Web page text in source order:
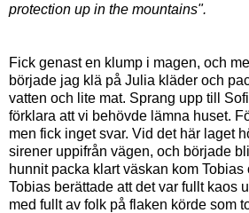
protection up in the mountains".
Fick genast en klump i magen, och
började jag klä på Julia kläder och
vatten och lite mat. Sprang upp till
förklara att vi behövde lämna huset.
men fick inget svar. Vid det här laget
sirener uppifrån vägen, och började
hunnit packa klart väskan kom
Tobias berättade att det var fullt kaos
med fullt av folk på flaken körde som